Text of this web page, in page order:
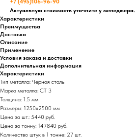
+7 (495)106-96-90
Актуальную стоимость уточните у менеджера.
Характеристики
Преимущества
Доставка
Описание
Применение
Условия заказа и доставки
Дополнительная информация
Характеристики
Тип металла: Черная сталь
Марка металла: СТ 3
Толщина: 1.5 мм
Размеры: 1250х2500 мм
Цена за шт.: 5440 руб.
Цена за тонну: 147840 руб.
Количество штук в 1 тонне: 27 шт.